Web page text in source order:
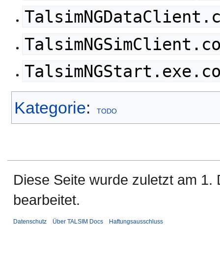
Kategorie: TODO
Diese Seite wurde zuletzt am
bearbeitet.
Datenschutz Über TALSIM Docs Haftungsausschluss